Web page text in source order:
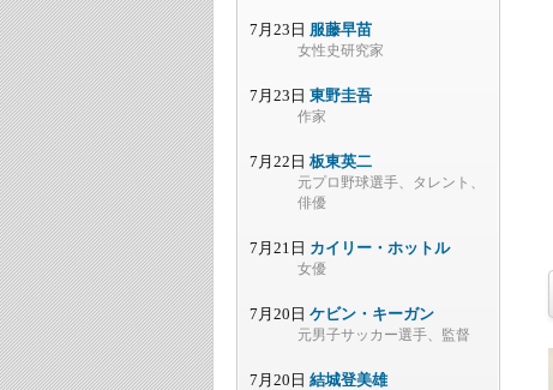
7月23日 服藤早苗
女性史研究家
7月23日 東野圭吾
作家
7月22日 板東英二
元プロ野球選手、タレント、
俳優
7月21日 カイリー・ホットル
女優
7月20日 ケビン・キーガン
元男子サッカー選手、監督
7月20日 結城登美雄